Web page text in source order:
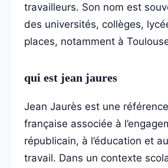
travailleurs. Son nom est
des universités, collèges,
places, notamment à
qui est jean jaures
Jean Jaurès est une
française associée à
républicain, à l’éducation et
travail. Dans un contexte